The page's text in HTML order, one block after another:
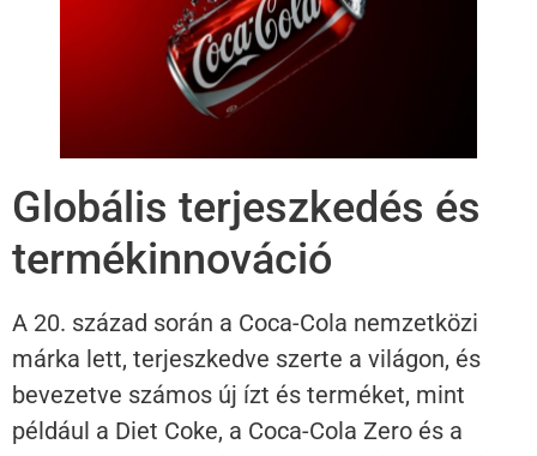
Globális terjeszkedés és
termékinnováció
A 20. század során a Coca-Cola nemzetközi
márka lett, terjeszkedve szerte a világon, és
bevezetve számos új ízt és terméket, mint
például a Diet Coke, a Coca-Cola Zero és a